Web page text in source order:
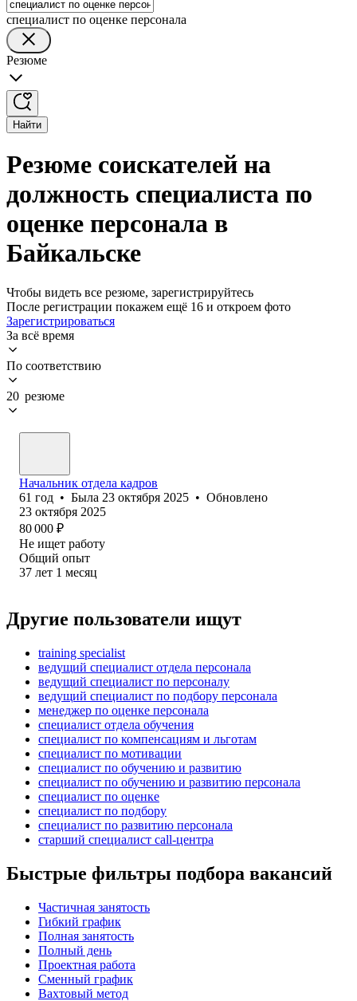
специалист по оценке персонала
Резюме
Найти
Резюме соискателей на
должность специалиста по
оценке персонала в
Байкальске
Чтобы видеть все резюме, зарегистрируйтесь
После регистрации покажем ещё 16 и откроем фото
Зарегистрироваться
За всё время
По соответствию
20 резюме
Начальник отдела кадров
61 год • Была 23 октября 2025 • Обновлено
23 октября 2025
80 000 ₽
Не ищет работу
Общий опыт
37 лет 1 месяц
Другие пользователи ищут
training specialist
ведущий специалист отдела персонала
ведущий специалист по персоналу
ведущий специалист по подбору персонала
менеджер по оценке персонала
специалист отдела обучения
специалист по компенсациям и льготам
специалист по мотивации
специалист по обучению и развитию
специалист по обучению и развитию персонала
специалист по оценке
специалист по подбору
специалист по развитию персонала
старший специалист call-центра
Быстрые фильтры подбора вакансий
Частичная занятость
Гибкий график
Полная занятость
Полный день
Проектная работа
Сменный график
Вахтовый метод